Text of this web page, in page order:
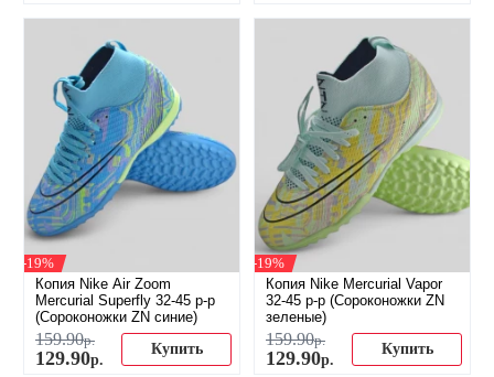
-19%
Копия Nike Air Zoom
Mercurial Superfly 32-45 р-р
(Сороконожки ZN синие)
159.90р.
129.90р.
Купить
-19%
Копия Nike Mercurial Vapor
32-45 р-р (Сороконожки ZN
зеленые)
159.90р.
129.90р.
Купить